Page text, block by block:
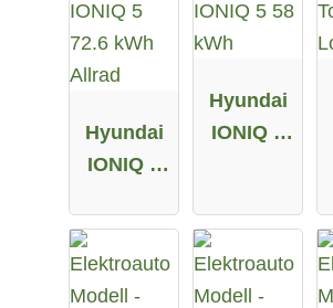
Hyundai
IONIQ 5
Allrad
Hyundai
IONIQ 5